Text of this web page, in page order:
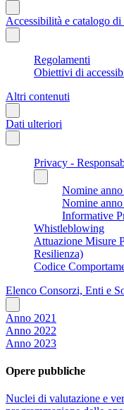
Accessibilità e catalogo
Regolamenti
Obiettivi di
Altri contenuti
Dati ulteriori
Privacy -
Nomine anno
Nomine
Informative
Whistleblowing
Attuazione Misure
Resilienza)
Codice
Elenco Consorzi, Enti e
Anno 2021
Anno 2022
Anno 2023
Opere pubbliche
Nuclei di valutazione e